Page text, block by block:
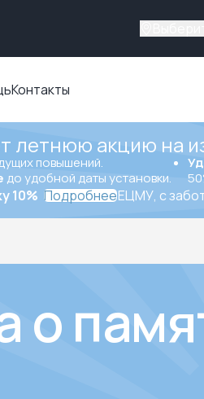
Контакты
летнюю акцию на
повышений.
до удобной даты установки.
10% ПодробнееЕЦМУ, с
о